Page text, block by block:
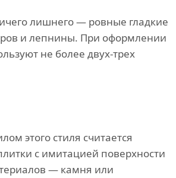
лишнего — ровные гладкие
и лепнины. При оформлении
не более двух-трех
этого стиля считается
с имитацией поверхности
— камня или